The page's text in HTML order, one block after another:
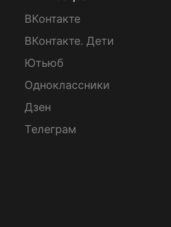
ВКонтакте
ВКонтакте. Дети
Ютьюб
Одноклассники
Дзен
Телеграм